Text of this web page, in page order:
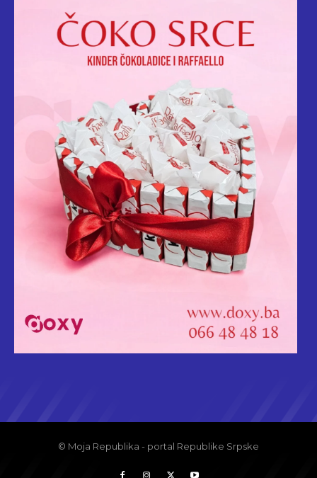
© Moja Republika - portal Republike Srpske